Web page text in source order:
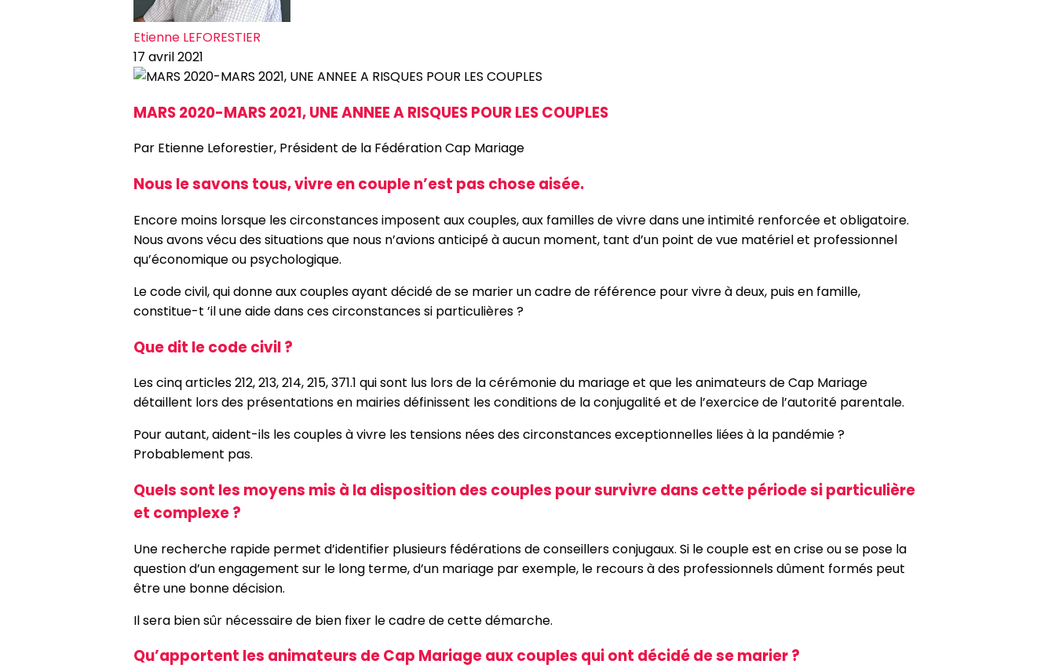
Etienne LEFORESTIER
17 avril 2021
MARS 2020-MARS 2021, UNE ANNEE A RISQUES POUR LES COUPLES
Par Etienne Leforestier, Président de la Fédération Cap Mariage
Nous le savons tous, vivre en couple n’est pas chose aisée.
Encore moins lorsque les circonstances imposent aux couples, aux familles de vivre dans une intimité renforcée et obligatoire.
Nous avons vécu des situations que nous n’avions anticipé à aucun moment, tant d’un point de vue matériel et professionnel
qu’économique ou psychologique.
Le code civil, qui donne aux couples ayant décidé de se marier un cadre de référence pour vivre à deux, puis en famille,
constitue-t ’il une aide dans ces circonstances si particulières ?
Que dit le code civil ?
Les cinq articles 212, 213, 214, 215, 371.1 qui sont lus lors de la cérémonie du mariage et que les animateurs de Cap Mariage
détaillent lors des présentations en mairies définissent les conditions de la conjugalité et de l’exercice de l’autorité parentale.
Pour autant, aident-ils les couples à vivre les tensions nées des circonstances exceptionnelles liées à la pandémie ?
Probablement pas.
Quels sont les moyens mis à la disposition des couples pour survivre dans cette période si particulière
et complexe ?
Une recherche rapide permet d’identifier plusieurs fédérations de conseillers conjugaux. Si le couple est en crise ou se pose la
question d’un engagement sur le long terme, d’un mariage par exemple, le recours à des professionnels dûment formés peut
être une bonne décision.
Il sera bien sûr nécessaire de bien fixer le cadre de cette démarche.
Qu’apportent les animateurs de Cap Mariage aux couples qui ont décidé de se marier ?